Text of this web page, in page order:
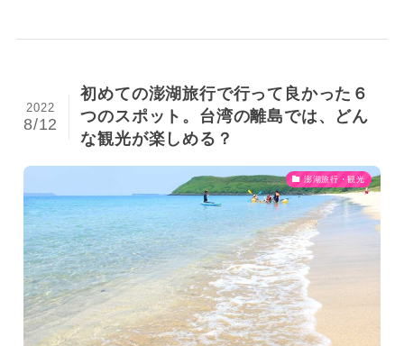
初めての澎湖旅行で行って良かった６
つのスポット。台湾の離島では、どん
な観光が楽しめる？
2022
8/12
澎湖旅行・観光